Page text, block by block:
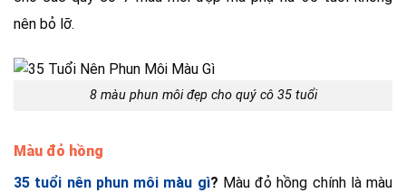
nên bỏ lỡ.
8 màu phun môi đẹp cho quý cô 35 tuổi
Màu đỏ hồng
35 tuổi nên phun môi màu gì? Màu đỏ hồng chính là màu